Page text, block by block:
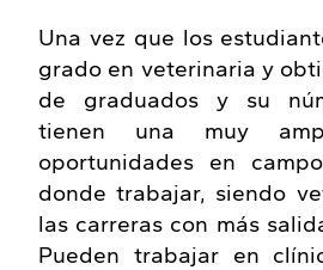
Una vez que los
grado en veterinaria y
de graduados y su
tienen una muy
oportunidades en
donde trabajar, siendo
las carreras con más
Pueden trabajar en